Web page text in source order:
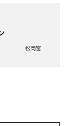
松岡宮